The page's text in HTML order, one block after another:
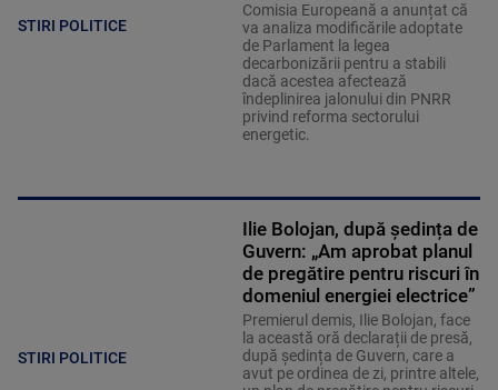
STIRI POLITICE
Comisia Europeană a anunțat că
va analiza modificările adoptate
de Parlament la legea
decarbonizării pentru a stabili
dacă acestea afectează
îndeplinirea jalonului din PNRR
privind reforma sectorului
energetic.
STIRI POLITICE
Ilie Bolojan, după ședința de
Guvern: „Am aprobat planul
de pregătire pentru riscuri în
domeniul energiei electrice”
Premierul demis, Ilie Bolojan, face
la această oră declarații de presă,
după ședința de Guvern, care a
avut pe ordinea de zi, printre altele,